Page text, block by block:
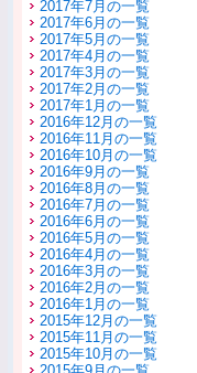
2017年7月の一覧
2017年6月の一覧
2017年5月の一覧
2017年4月の一覧
2017年3月の一覧
2017年2月の一覧
2017年1月の一覧
2016年12月の一覧
2016年11月の一覧
2016年10月の一覧
2016年9月の一覧
2016年8月の一覧
2016年7月の一覧
2016年6月の一覧
2016年5月の一覧
2016年4月の一覧
2016年3月の一覧
2016年2月の一覧
2016年1月の一覧
2015年12月の一覧
2015年11月の一覧
2015年10月の一覧